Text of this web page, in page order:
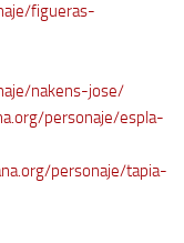
figueras-
nakens-jose/
personaje/espla-
personaje/tapia-